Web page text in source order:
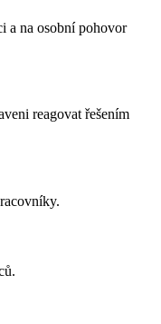
a na osobní pohovor
reagovat řešením